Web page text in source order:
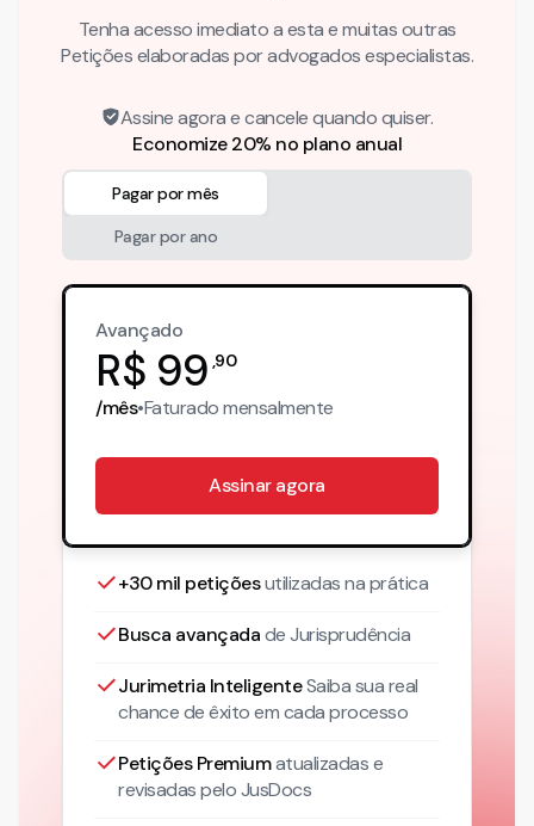
Tenha acesso imediato a esta e muitas outras
Petições elaboradas por advogados especialistas.
Assine agora e cancele quando quiser.
Economize 20% no plano anual
Pagar por mês
Pagar por ano
Avançado
R$ 99 ,90
/mês•Faturadomensalmente
Assinar agora
+30 mil petiçõesutilizadas na prática
Busca avançadade Jurisprudência
Jurimetria InteligenteSaiba sua real
chance de êxito em cada processo
Petições Premiumatualizadase
revisadas pelo JusDocs